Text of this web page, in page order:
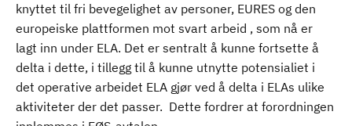
knyttet til fri bevegelighet av personer, EURES og den
europeiske plattformen mot svart arbeid , som nå er
lagt inn under ELA. Det er sentralt å kunne fortsette å
delta i dette, i tillegg til å kunne utnytte potensialiet i
det operative arbeidet ELA gjør ved å delta i ELAs ulike
aktiviteter der det passer. Dette fordrer at forordningen